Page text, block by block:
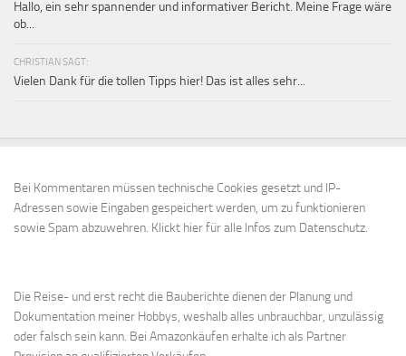
Hallo, ein sehr spannender und informativer Bericht. Meine Frage wäre
ob...
CHRISTIAN SAGT:
Vielen Dank für die tollen Tipps hier! Das ist alles sehr...
Bei Kommentaren müssen technische Cookies gesetzt und IP-
Adressen sowie Eingaben gespeichert werden, um zu funktionieren
sowie Spam abzuwehren. Klickt hier für alle Infos zum Datenschutz.
Die Reise- und erst recht die Bauberichte dienen der Planung und
Dokumentation meiner Hobbys, weshalb alles unbrauchbar, unzulässig
oder falsch sein kann. Bei Amazonkäufen erhalte ich als Partner